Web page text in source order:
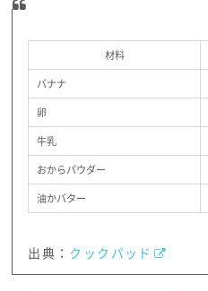
材料
バナナ
卵
牛乳
おからパウダー
油かバター
出典： クックパッド